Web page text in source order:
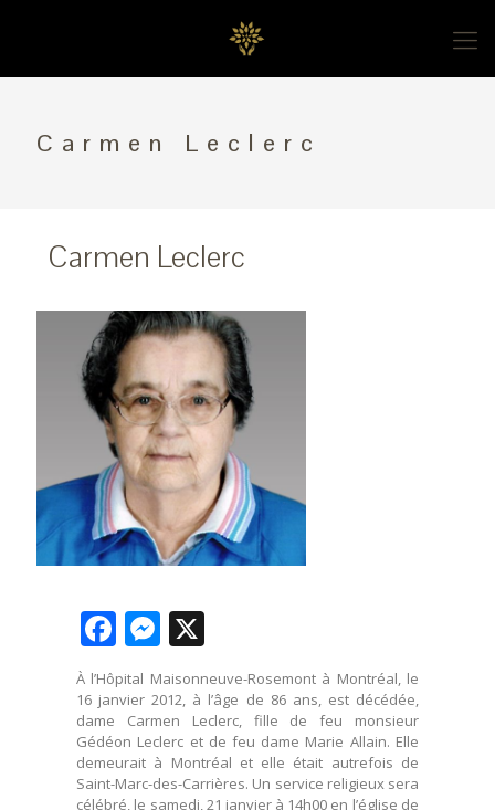
Carmen Leclerc
Carmen Leclerc
Facebook
Messenger
À l’Hôpital Maisonneuve-Rosemont à Montréal, le
16 janvier 2012, à l’âge de 86 ans, est décédée,
dame Carmen Leclerc, fille de feu monsieur
Gédéon Leclerc et de feu dame Marie Allain. Elle
demeurait à Montréal et elle était autrefois de
Saint-Marc-des-Carrières. Un service religieux sera
célébré, le samedi, 21 janvier à 14h00 en l’église de